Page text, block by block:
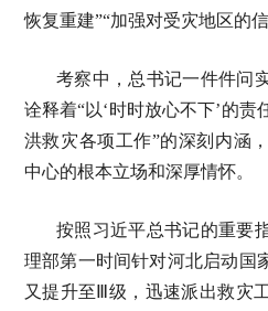
恢复重建”“加强对受灾地区的
考察中，总书记一件件问
诠释着“以‘时时放心不下’的
洪救灾各项工作”的深刻内涵
中心的根本立场和深厚情怀。
按照习近平总书记的重要
理部第一时间针对河北启动
又提升至Ⅲ级，迅速派出救灾